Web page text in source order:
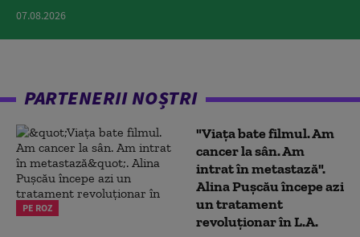
07.08.2026
PARTENERII NOȘTRI
PE ROZ
"Viața bate filmul. Am
cancer la sân. Am
intrat în metastază".
Alina Pușcău începe azi
un tratament
revoluționar în L.A.